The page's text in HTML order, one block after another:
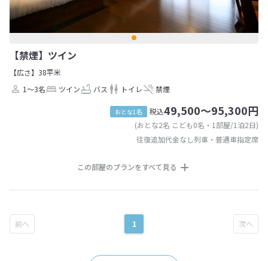
【禁煙】ツイン
【広さ】38平米
1～3名
ツイン バス トイレ 禁煙
おとな1名 税込49,500～95,300円
(おとな2名 こども0名・1部屋/1泊2日)
往復追加代金なし列車・普通車指定席
この部屋のプランをすべて見る
1